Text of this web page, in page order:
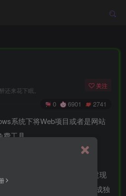
还来花下眠。
关注
0 6901 2741
系统下将Web项目或者是网站
费工具。
其他的使用传统的html +
站，Web客户端，亦或是通过现
（例如Vue），都可以转换成独